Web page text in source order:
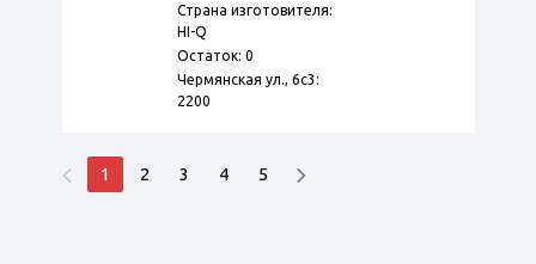
Страна изготовителя:
HI-Q
Остаток: 0
Чермянская ул., 6с3:
2200
1 2 3 4 5